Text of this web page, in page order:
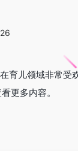
育儿领域非常受
更多内容。